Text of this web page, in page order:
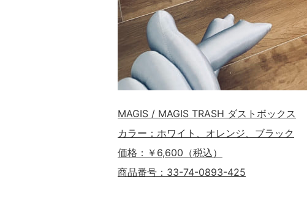
MAGIS / MAGIS TRASH ダストボックス
カラー：ホワイト、オレンジ、ブラック
価格：￥6,600（税込）
商品番号：33-74-0893-425